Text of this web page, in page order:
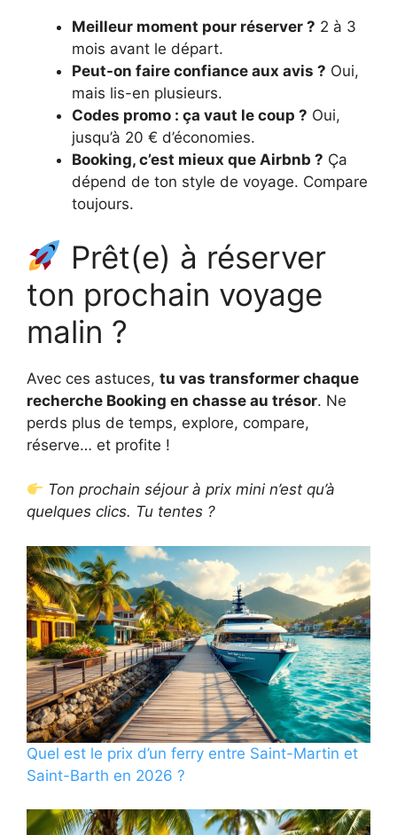
Meilleur moment pour réserver ? 2 à 3
mois avant le départ.
Peut-on faire confiance aux avis ? Oui,
mais lis-en plusieurs.
Codes promo : ça vaut le coup ? Oui,
jusqu’à 20 € d’économies.
Booking, c’est mieux que Airbnb ? Ça
dépend de ton style de voyage. Compare
toujours.
Prêt(e) à réserver
ton prochain voyage
malin ?
Avec ces astuces, tu vas transformer chaque
recherche Booking en chasse au trésor. Ne
perds plus de temps, explore, compare,
réserve… et profite !
Ton prochain séjour à prix mini n’est qu’à
quelques clics. Tu tentes ?
Quel est le prix d’un ferry entre Saint-Martin et
Saint-Barth en 2026 ?